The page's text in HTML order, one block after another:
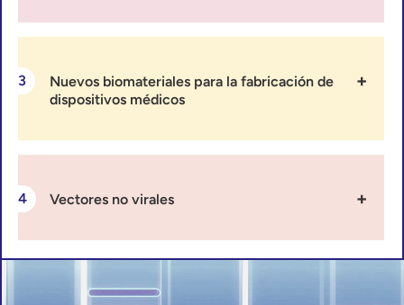
Nuevos biomateriales para la fabricación de
dispositivos médicos
Vectores no virales